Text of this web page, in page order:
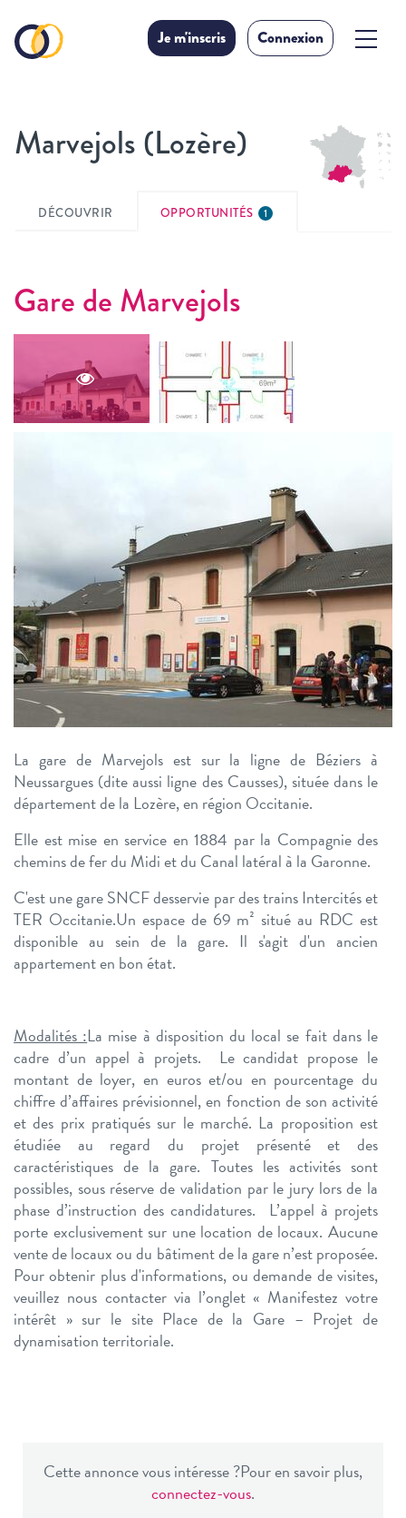
Je m'inscris Connexion
Marvejols (Lozère)
DÉCOUVRIR OPPORTUNITÉS 1
Gare de Marvejols
La gare de Marvejols est sur la ligne de Béziers à
Neussargues (dite aussi ligne des Causses), située dans le
département de la Lozère, en région Occitanie.
Elle est mise en service en 1884 par la Compagnie des
chemins de fer du Midi et du Canal latéral à la Garonne.
C'est une gare SNCF desservie par des trains Intercités et
TER Occitanie.Un espace de 69 m² situé au RDC est
disponible au sein de la gare. Il s'agit d'un ancien
appartement en bon état.
Modalités :​La mise à disposition du local se fait dans le
cadre d’un appel à projets. ​ Le candidat propose le
montant de loyer, en euros et/ou en pourcentage du
chiffre d’affaires prévisionnel, en fonction de son activité
et des prix pratiqués sur le marché. La proposition est
étudiée au regard du projet présenté et des
caractéristiques de la gare. ​ Toutes les activités sont
possibles, sous réserve de validation par le jury lors de la
phase d’instruction des candidatures. ​
L’appel à projets
porte exclusivement sur une location de locaux. Aucune
vente de locaux ou du bâtiment de la gare n’est proposée.​
Pour obtenir plus d'informations, ou demande de visites,
veuillez nous contacter via l’onglet « Manifestez votre
intérêt » sur le site Place de la Gare – Projet de
dynamisation territoriale.
Cette annonce vous intéresse ?Pour en savoir plus,
connectez-vous.